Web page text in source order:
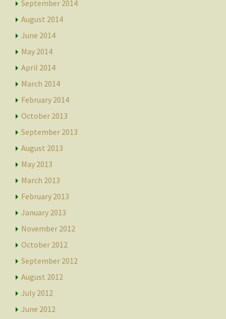
September 2014
August 2014
June 2014
May 2014
April 2014
March 2014
February 2014
October 2013
September 2013
August 2013
May 2013
March 2013
February 2013
January 2013
November 2012
October 2012
September 2012
August 2012
July 2012
June 2012